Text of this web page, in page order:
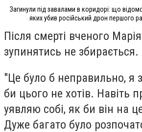
Загинули під завалами в коридорі: що
яких убив російський дрон першого
Після смерті вченого
зупинятись не збирається.
"Це було б неправильно, я
би цього не хотів. Навіть
уявляю собі, як би він на
Дуже багато було